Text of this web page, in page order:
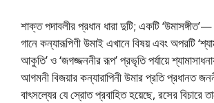
শাক্ত পদাবলীর প্রধান ধারা দুটি; একটি
গানে কন্যারূপিণী উমাই এখানে বিষয় এবং অপরটি
আকুতি’ ও ‘জগজ্জননীর রূপ’ প্রভৃতি পর্যায়ে
আগমনী বিজয়ার কন্যারাপিনী উমার প্রতি প্রধানত
বাৎসল্যের যে স্রোত প্রবাহিত হয়েছে, রসের বিচারে